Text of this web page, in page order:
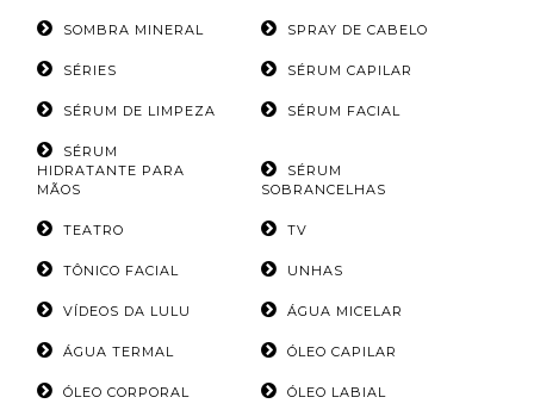
SOMBRA MINERAL SPRAY DE CABELO
SÉRIES SÉRUM CAPILAR
SÉRUM DE LIMPEZA SÉRUM FACIAL
SÉRUM
HIDRATANTE PARA
MÃOS
SÉRUM
SOBRANCELHAS
TEATRO TV
TÔNICO FACIAL UNHAS
VÍDEOS DA LULU ÁGUA MICELAR
ÁGUA TERMAL ÓLEO CAPILAR
ÓLEO CORPORAL ÓLEO LABIAL